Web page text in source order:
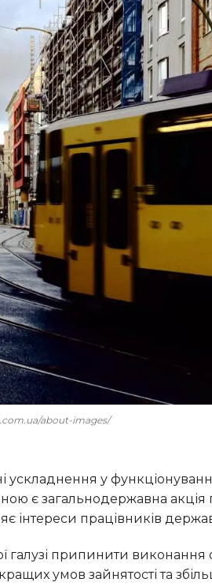
about-images/
є загальнодержавна акція
інтереси працівників
умов зайнятості та